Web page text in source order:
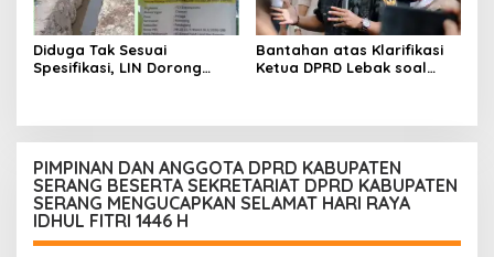
Diduga Tak Sesuai
Spesifikasi, LIN Dorong
Bantahan atas Klarifikasi
Ketua DPRD Lebak soal
PIMPINAN DAN ANGGOTA DPRD KABUPATEN
SERANG BESERTA SEKRETARIAT DPRD KABUPATEN
SERANG MENGUCAPKAN SELAMAT HARI RAYA
IDHUL FITRI 1446 H